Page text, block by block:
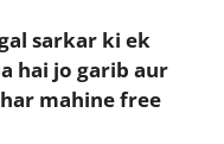
sarkar ki ek
hai jo garib aur
mahine free